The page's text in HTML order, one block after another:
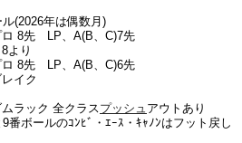
ル(2026年は偶数月)
ロ 8先 LP、A(B、C)7先
より
ロ 8先 LP、A(B、C)6先
イク
ラック 全クラス プッシュ アウトあり
9番ボールのｺﾝﾋﾞ・ｴｰｽ・ｷｬﾉﾝはフット戻し